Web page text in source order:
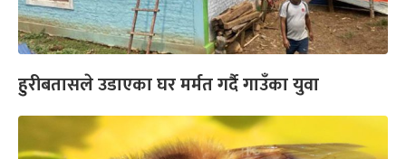
हुरीबतासले उडाएका घर मर्मत गर्दै गाउँका युवा